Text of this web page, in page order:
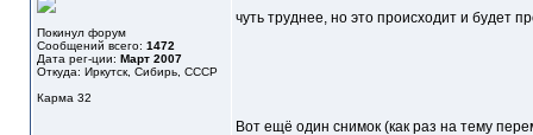
Покинул форум
Сообщений всего: 1472
Дата рег-ции: Март 2007
Откуда: Иркутск, Сибирь, СССР
Карма 32
чуть труднее, но это происходит и будет
Вот ещё один снимок (как раз на тему